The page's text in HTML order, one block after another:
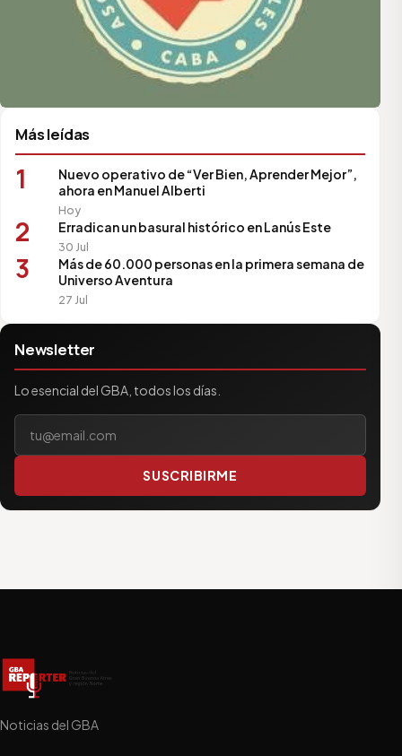
Más leídas
1
Nuevo operativo de “Ver Bien, Aprender Mejor”,
ahora en Manuel Alberti
Hoy
2 Erradican un basural histórico en Lanús Este
30 Jul
3
Más de 60.000 personas en la primera semana de
Universo Aventura
27 Jul
Newsletter
Lo esencial del GBA, todos los días.
SUSCRIBIRME
Noticias del GBA